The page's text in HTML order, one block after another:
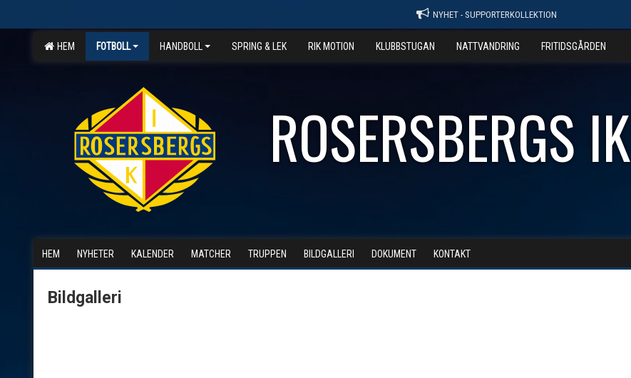
NYHET - SUPPORTERKOLLEKTION
HEM FOTBOLL HANDBOLL SPRING & LEK RIK MOTION KLUBBSTUGAN NATTVANDRING FRITIDSGÅRDEN
ROSERSBERGS IK
HEM NYHETER KALENDER MATCHER TRUPPEN BILDGALLERI DOKUMENT KONTAKT
Bildgalleri